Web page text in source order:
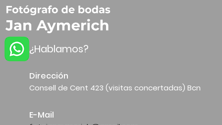
¿Hablamos?
Dirección
Consell de Cent 423 (visitas concertadas) Bcn
E-Mail